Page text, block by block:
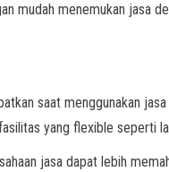
mudah menemukan jasa
saat menggunakan
yang flexible seperti
jasa dapat lebih